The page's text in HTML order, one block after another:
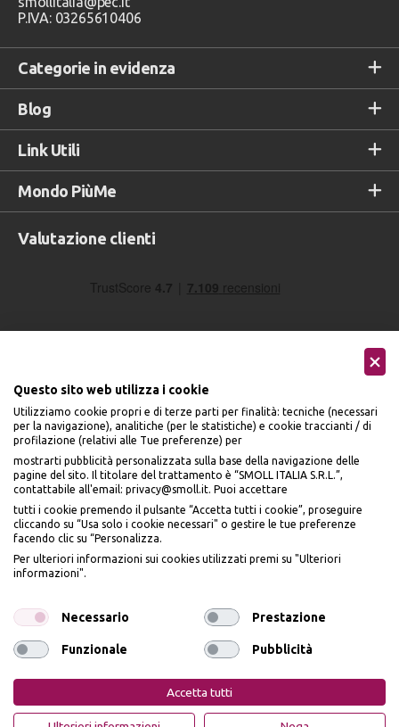
Categorie in evidenza
Blog
Link Utili
Mondo PiùMe
P.IVA: 03265610406
Valutazione clienti
Accettiamo
Seguici sui social
PiùMe è un marchio di PiùMe s.r.l. con sede legale in via
Aurelio Lampredi, n. 81 - 57121 Livorno (LI) - P.IVA
01952440491 - piumesrl@legalmail.it
Privacy Policy Cookie Policy
Questo sito web utilizza i cookie
Utilizziamo cookie propri e di terze parti per finalità: tecniche (necessari
per la navigazione), analitiche (per le statistiche) e cookie traccianti / di
profilazione (relativi alle Tue preferenze) per
mostrarti pubblicità personalizzata sulla base della navigazione delle
pagine del sito. Il titolare del trattamento è “SMOLL ITALIA S.R.L.”,
contattabile all'email: privacy@smoll.it. Puoi accettare
tutti i cookie premendo il pulsante “Accetta tutti i cookie”, proseguire
cliccando su “Usa solo i cookie necessari" o gestire le tue preferenze
facendo clic su “Personalizza.
Per ulteriori informazioni sui cookies utilizzati premi su "Ulteriori
informazioni".
Necessario Prestazione
Funzionale Pubblicità
Accetta tutti
BENVENUTO DA
PIÙME
IL10% DI SCONTO
dell’art. 13 del Reg UE 2016/679 e presto il mio consenso a ricevere email
promozionali. In qualsiasi momento è possibile revocare il consenso
OTTIENI IL 10% DI SCONTO